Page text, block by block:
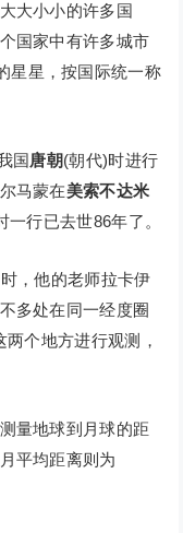
大小小的许多国
国家中有许多城市
星星，按国际统一称
国唐朝(朝代)时进行
马蒙在美索不达米
行已去世86年了。
，他的老师拉卡伊
多处在同一经度圈
两个地方进行观测，
测量地球到月球的距
平均距离则为